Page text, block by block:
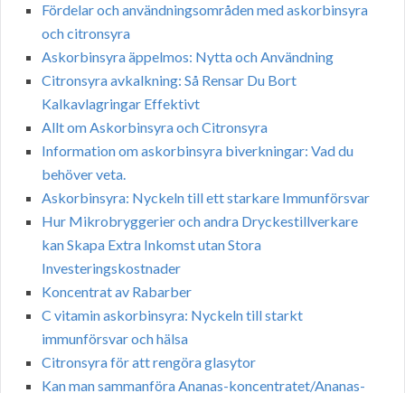
Fördelar och användningsområden med askorbinsyra
och citronsyra
Askorbinsyra äppelmos: Nytta och Användning
Citronsyra avkalkning: Så Rensar Du Bort
Kalkavlagringar Effektivt
Allt om Askorbinsyra och Citronsyra
Information om askorbinsyra biverkningar: Vad du
behöver veta.
Askorbinsyra: Nyckeln till ett starkare Immunförsvar
Hur Mikrobryggerier och andra Dryckestillverkare
kan Skapa Extra Inkomst utan Stora
Investeringskostnader
Koncentrat av Rabarber
C vitamin askorbinsyra: Nyckeln till starkt
immunförsvar och hälsa
Citronsyra för att rengöra glasytor
Kan man sammanföra Ananas-koncentratet/Ananas-